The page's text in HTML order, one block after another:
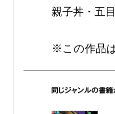
親子丼・五
※この作品